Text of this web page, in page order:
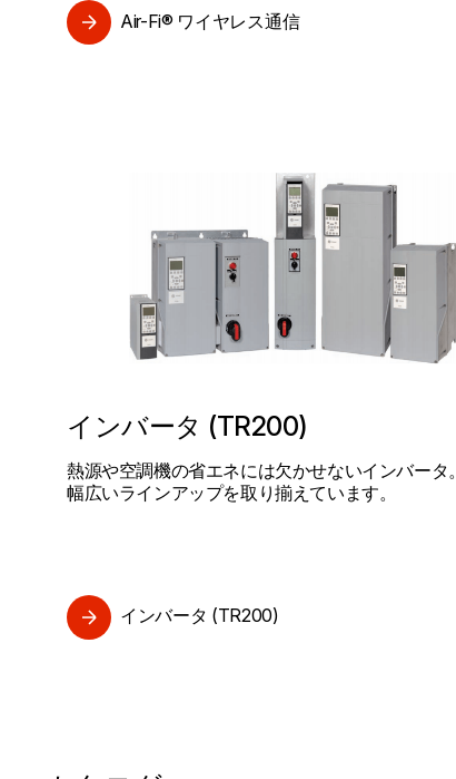
Air-Fi® ワイヤレス通信
インバータ (TR200)
熱源や空調機の省エネには欠かせないインバータ。
幅広いラインアップを取り揃えています。
インバータ (TR200)